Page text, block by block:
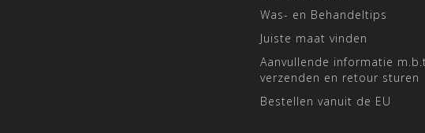
Was- en Behandeltips
Juiste maat vinden
Aanvullende informatie
verzenden en retour sturen
Bestellen vanuit de EU